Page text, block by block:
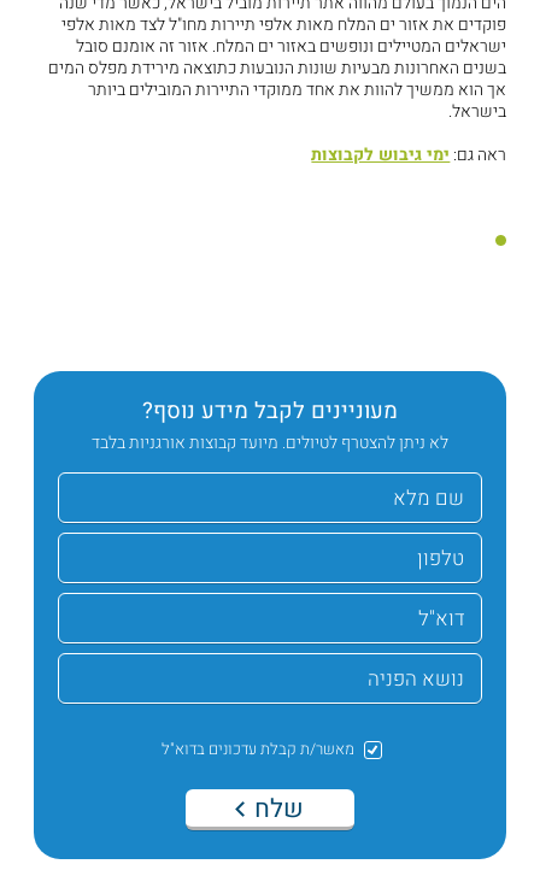
פוקדים את אזור ים המלח מאות אלפי תיירות מחו"ל לצד מאות אלפי
ישראלים המטיילים ונופשים באזור ים המלח. אזור זה אומנם סובל
בשנים האחרונות מבעיות שונות הנובעות כתוצאה מירידת מפלס המים
אך הוא ממשיך להוות את אחד ממוקדי התיירות המובילים ביותר
בישראל.
ראה גם:ימי גיבוש לקבוצות
מעוניינים לקבל מידע נוסף?
לא ניתן להצטרף לטיולים. מיועד קבוצות אורגניות בלבד
מאשר/ת קבלת עדכונים בדוא"ל
שלח